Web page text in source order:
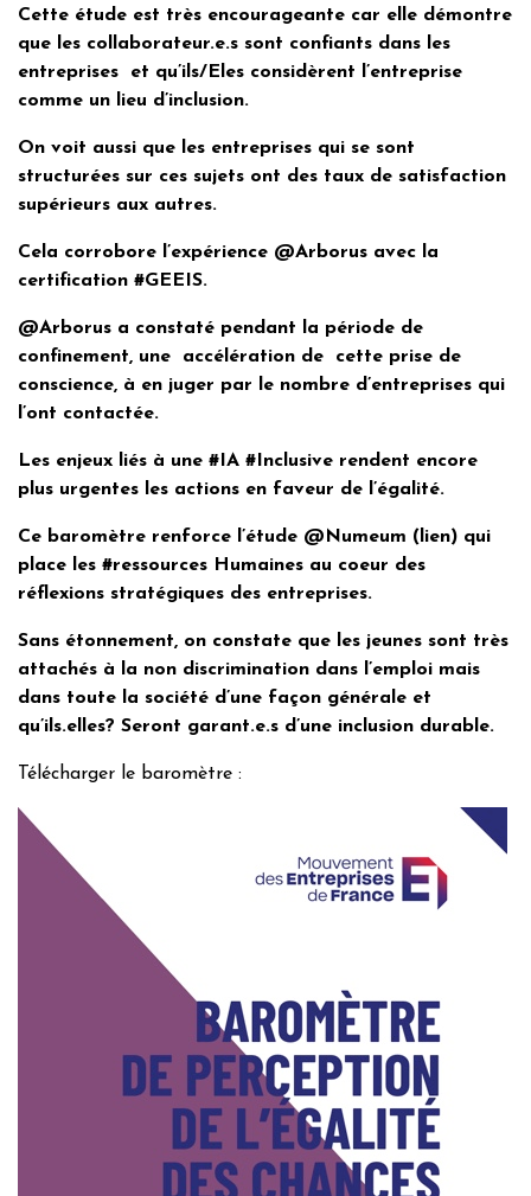
Cette étude est très encourageante car elle démontre
que les collaborateur.e.s sont confiants dans les
entreprises et qu’ils/Eles considèrent l’entreprise
comme un lieu d’inclusion.
On voit aussi que les entreprises qui se sont
structurées sur ces sujets ont des taux de satisfaction
supérieurs aux autres.
Cela corrobore l’expérience @Arborus avec la
certification #GEEIS.
@Arborus a constaté pendant la période de
confinement, une accélération de cette prise de
conscience, à en juger par le nombre d’entreprises qui
l’ont contactée.
Les enjeux liés à une #IA #Inclusive rendent encore
plus urgentes les actions en faveur de l’égalité.
Ce baromètre renforce l’étude @Numeum (lien) qui
place les #ressources Humaines au coeur des
réflexions stratégiques des entreprises.
Sans étonnement, on constate que les jeunes sont très
attachés à la non discrimination dans l’emploi mais
dans toute la société d’une façon générale et
qu’ils.elles? Seront garant.e.s d’une inclusion durable.
Télécharger le baromètre :